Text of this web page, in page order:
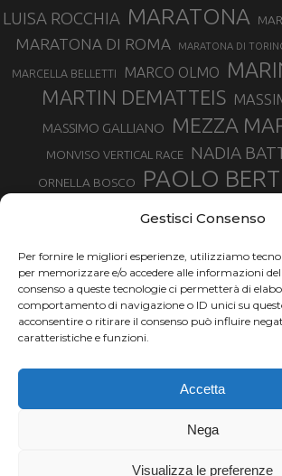
Gestisci Consenso
Per fornire le migliori esperienze, utilizziamo
per memorizzare e/o accedere alle informazioni
consenso a queste tecnologie ci permetterà di
comportamento di navigazione o ID unici su
acconsentire o ritirare il consenso può influire
caratteristiche e funzioni.
Accetta
Nega
Visualizza le preferenze
LUISA ROCCHIA MARATONA
MARATONA DI ROMA MARATONA DI
MARCELLA BELLETTI MARCO OLMO
MARTIN DEMATTEIS
MASSIMO GALLIANO MEZZA
MONVISO VERTICAL RACE NADIA
ORNELLA BOSCO PAOLO BERT
SILVIA SERAFINI SONIA GLAREY TAVAGNASCO
TOUR MONVISO TRAIL TRAIL MONTE CASTO
TURIN MARATHON URBAN ZEMMER
VALENTINA BELOTTI
VENICE MARATHON
XAVIER
YEMAN CRIPPA